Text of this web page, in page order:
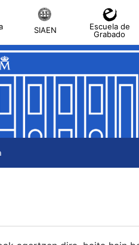
SIAEN
Escuela de
Grabado